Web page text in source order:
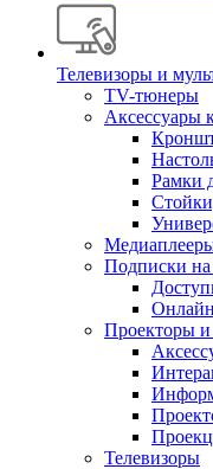
Телевизоры и
TV-тюнеры
Аксессуары
Рамки
Подписки на
Проекторы
Телевизоры